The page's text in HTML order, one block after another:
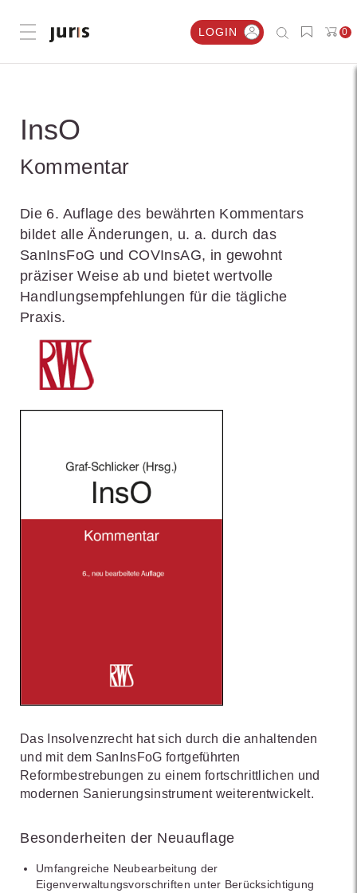
Menü öffnen LOGIN 0
InsO
Kommentar
Die 6. Auflage des bewährten Kommentars
bildet alle Änderungen, u. a. durch das
SanInsFoG und COVInsAG, in gewohnt
präziser Weise ab und bietet wertvolle
Handlungsempfehlungen für die tägliche
Praxis.
Das Insolvenzrecht hat sich durch die anhaltenden
und mit dem SanInsFoG fortgeführten
Reformbestrebungen zu einem fortschrittlichen und
modernen Sanierungsinstrument weiterentwickelt.
Besonderheiten der Neuauflage
Umfangreiche Neubearbeitung der
Eigenverwaltungsvorschriften unter Berücksichtigung